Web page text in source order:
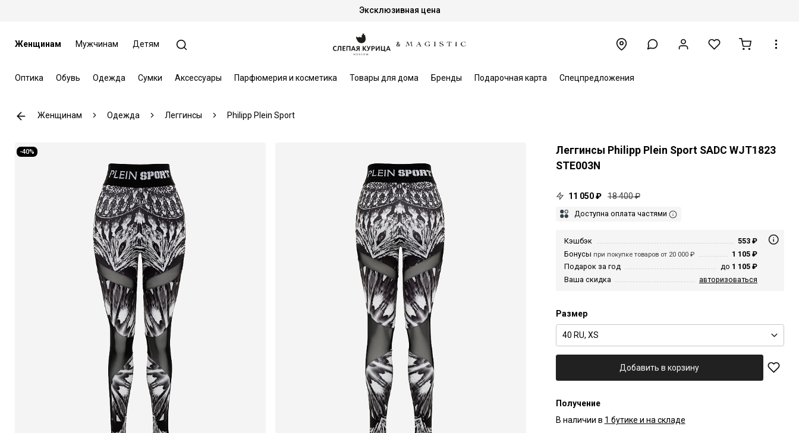
Эксклюзивная цена
Женщинам Мужчинам Детям
Оптика Обувь Одежда Сумки Аксессуары Парфюмерия и косметика Товары для дома Бренды Подарочная карта Спецпредложения
Женщинам Одежда Леггинсы Philipp Plein Sport
-40%
Леггинсы Philipp Plein Sport SADC WJT1823
STE003N
11 050 ₽ 18 400 ₽
Доступна оплата частями
Кэшбэк
553 ₽
Бонусы при покупке товаров от 20 000 ₽
1 105 ₽
Подарок за год
до 1 105 ₽
Ваша скидка
авторизоваться
Размер
40 RU, XS
Добавить в корзину
Получение
В наличии в 1 бутике и на складе